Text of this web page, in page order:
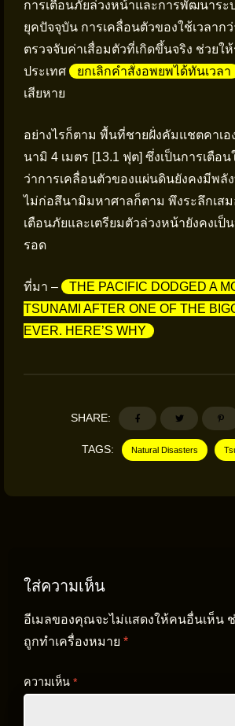
การเตือนภัยล่วงหน้าและการพัฒนาระ
ยุคปัจจุบัน การเคลื่อนตัวของใช้เวลาก
ตรวจจับค่าเสื่อมตัวที่เกิดขึ้นจริง ช่วยใ
ประเทศ
ยกเลิกคำสั่งอพยพได้ทันเวลา
เสียหาย
อย่างไรก็ตาม พื้นที่ชายฝั่งคัมแชตคาเ
นามิ 4 เมตร [13.1 ฟุต] ซึ่งเป็นการเตือ
ว่าการเคลื่อนตัวของแผ่นดินยังคงมีพลั
ไม่ก่อสึนามิมหาศาลก็ตาม พึงระลึกเส
เตือนภัยและเตรียมตัวล่วงหน้ายังคงเ
รอด
ที่มา –
THE PACIFIC DODGED A
TSUNAMI AFTER ONE OF THE
EVER. HERE’S WHY
SHARE:
TAGS: Natural Disasters
ใส่ความเห็น
อีเมลของคุณจะไม่แสดงให้คนอื่นเห็น
ถูกทำเครื่องหมาย *
ความเห็น *